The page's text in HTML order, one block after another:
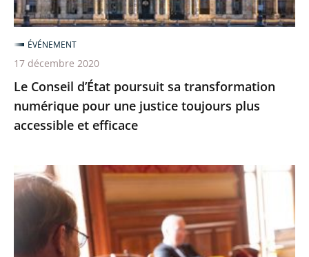
une
justice
toujours
plus
accessible
et
efficace
Le Conseil d’État poursuit sa transformation
numérique pour une justice toujours plus
accessible et efficace
ÉVÉNEMENT
17 décembre 2020
Le
Conseil
expérimente